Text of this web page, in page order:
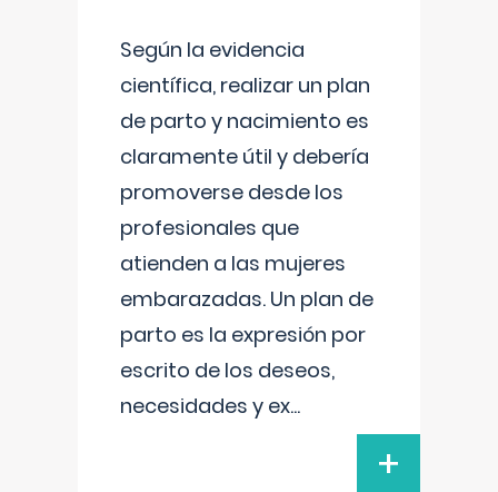
Según la evidencia
científica, realizar un plan
de parto y nacimiento es
claramente útil y debería
promoverse desde los
profesionales que
atienden a las mujeres
embarazadas. Un plan de
parto es la expresión por
escrito de los deseos,
necesidades y ex...
+